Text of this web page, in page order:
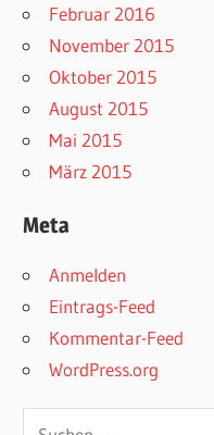
Februar 2016
November 2015
Oktober 2015
August 2015
Mai 2015
März 2015
Meta
Anmelden
Eintrags-Feed
Kommentar-Feed
WordPress.org